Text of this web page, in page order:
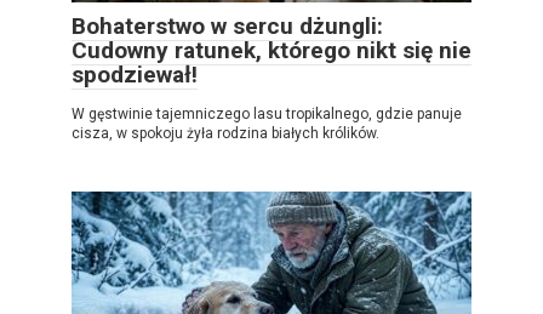
Bohaterstwo w sercu dżungli:
Cudowny ratunek, którego nikt się nie
spodziewał!
W gęstwinie tajemniczego lasu tropikalnego, gdzie panuje
cisza, w spokoju żyła rodzina białych królików.